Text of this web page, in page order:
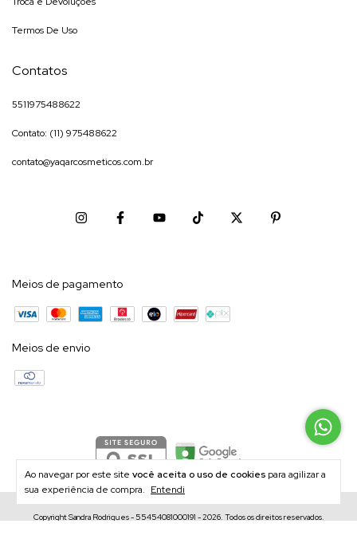
Ao navegar por este site você aceita o uso de cookies para agilizar a
sua experiência de compra. Entendi
Termos De Uso
Contatos
5511975488622
Contato: (11) 975488622
contato@yaqarcosmeticos.com.br
Meios de pagamento
Meios de envio
Copyright Sandra Rodrigues - 55454081000191 - 2026. Todos os direitos reservados.